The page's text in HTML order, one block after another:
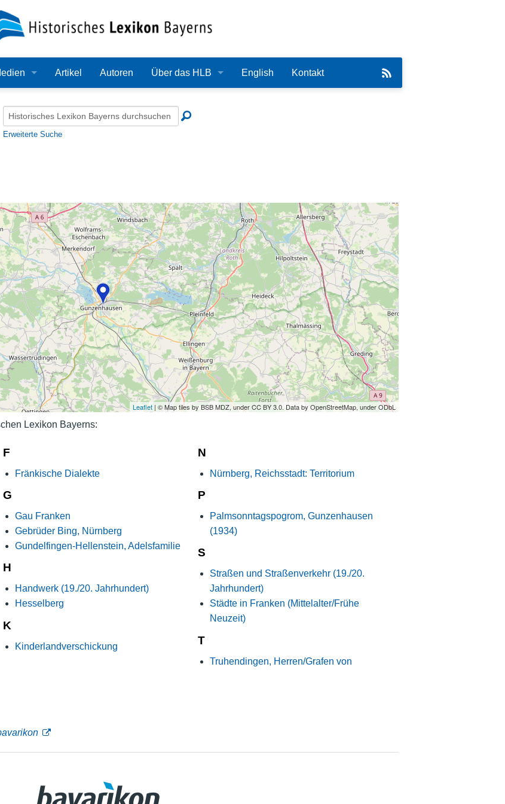
Dateien
Artikel Autoren Über das HLB
Redaktion
Bearbeitungsstand
Zehn Jahre HLB
Häufige Fragen
Nutzungshinweise
English Kontakt
Erweiterte Suche
Leaflet | © Map tiles by BSB MDZ, under CC BY 3.0. Data by OpenStreetMap, under ODbL
Lexikon Bayerns:
F
Fränkische Dialekte
G
Gau Franken
Gebrüder Bing, Nürnberg
Gundelfingen-Hellenstein, Adelsfamilie
H
Handwerk (19./20. Jahrhundert)
Hesselberg
K
Kinderlandverschickung
N
Nürnberg, Reichsstadt: Territorium
P
Palmsonntagspogrom, Gunzenhausen
(1934)
S
Straßen und Straßenverkehr (19./20.
Jahrhundert)
Städte in Franken (Mittelalter/Frühe
Neuzeit)
T
Truhendingen, Herren/Grafen von